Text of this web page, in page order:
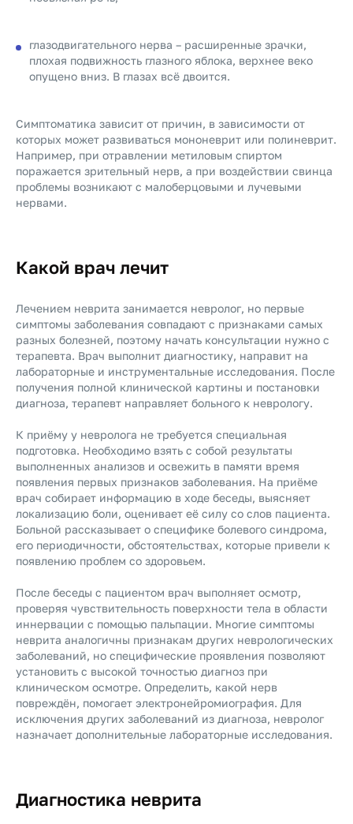
глазодвигательного нерва – расширенные зрачки,
плохая подвижность глазного яблока, верхнее веко
опущено вниз. В глазах всё двоится.
Симптоматика зависит от причин, в зависимости от
которых может развиваться мононеврит или полиневрит.
Например, при отравлении метиловым спиртом
поражается зрительный нерв, а при воздействии свинца
проблемы возникают с малоберцовыми и лучевыми
нервами.
Какой врач лечит
Лечением неврита занимается невролог, но первые
симптомы заболевания совпадают с признаками самых
разных болезней, поэтому начать консультации нужно с
терапевта. Врач выполнит диагностику, направит на
лабораторные и инструментальные исследования. После
получения полной клинической картины и постановки
диагноза, терапевт направляет больного к неврологу.
К приёму у невролога не требуется специальная
подготовка. Необходимо взять с собой результаты
выполненных анализов и освежить в памяти время
появления первых признаков заболевания. На приёме
врач собирает информацию в ходе беседы, выясняет
локализацию боли, оценивает её силу со слов пациента.
Больной рассказывает о специфике болевого синдрома,
его периодичности, обстоятельствах, которые привели к
появлению проблем со здоровьем.
После беседы с пациентом врач выполняет осмотр,
проверяя чувствительность поверхности тела в области
иннервации с помощью пальпации. Многие симптомы
неврита аналогичны признакам других неврологических
заболеваний, но специфические проявления позволяют
установить с высокой точностью диагноз при
клиническом осмотре. Определить, какой нерв
повреждён, помогает электронейромиография. Для
исключения других заболеваний из диагноза, невролог
назначает дополнительные лабораторные исследования.
Диагностика неврита